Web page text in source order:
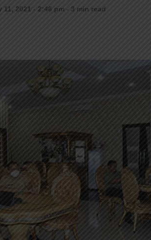
11, 2021 - 2:46 pm - 3 min read